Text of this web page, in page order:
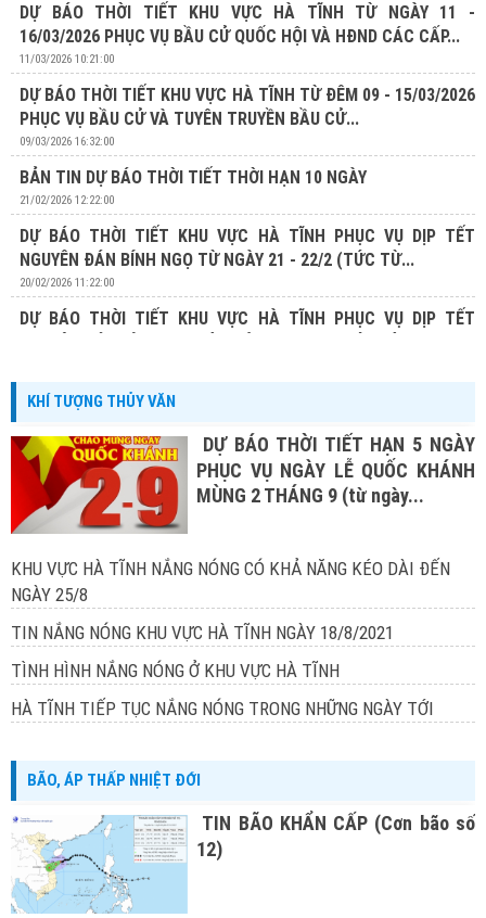
DỰ BÁO THỜI TIẾT KHU VỰC HÀ TĨNH TỪ NGÀY 11 -
16/03/2026 PHỤC VỤ BẦU CỬ QUỐC HỘI VÀ HĐND CÁC CẤP...
11/03/2026 10:21:00
DỰ BÁO THỜI TIẾT KHU VỰC HÀ TĨNH TỪ ĐÊM 09 - 15/03/2026
PHỤC VỤ BẦU CỬ VÀ TUYÊN TRUYỀN BẦU CỬ...
09/03/2026 16:32:00
BẢN TIN DỰ BÁO THỜI TIẾT THỜI HẠN 10 NGÀY
21/02/2026 12:22:00
DỰ BÁO THỜI TIẾT KHU VỰC HÀ TĨNH PHỤC VỤ DỊP TẾT
NGUYÊN ĐÁN BÍNH NGỌ TỪ NGÀY 21 - 22/2 (TỨC TỪ...
20/02/2026 11:22:00
DỰ BÁO THỜI TIẾT KHU VỰC HÀ TĨNH PHỤC VỤ DỊP TẾT
KHÍ TƯỢNG THỦY VĂN
DỰ BÁO THỜI TIẾT HẠN 5 NGÀY
PHỤC VỤ NGÀY LỄ QUỐC KHÁNH
MÙNG 2 THÁNG 9 (từ ngày...
KHU VỰC HÀ TĨNH NẮNG NÓNG CÓ KHẢ NĂNG KÉO DÀI ĐẾN
NGÀY 25/8
TIN NẮNG NÓNG KHU VỰC HÀ TĨNH NGÀY 18/8/2021
TÌNH HÌNH NẮNG NÓNG Ở KHU VỰC HÀ TĨNH
HÀ TĨNH TIẾP TỤC NẮNG NÓNG TRONG NHỮNG NGÀY TỚI
BÃO, ÁP THẤP NHIỆT ĐỚI
TIN BÃO KHẨN CẤP (Cơn bão số
12)